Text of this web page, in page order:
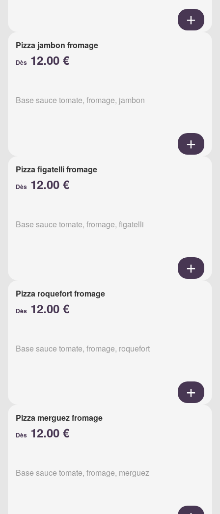
Pizza jambon fromage
Dès 12.00 €
Base sauce tomate, fromage, jambon
Pizza figatelli fromage
Dès 12.00 €
Base sauce tomate, fromage, figatelli
Pizza roquefort fromage
Dès 12.00 €
Base sauce tomate, fromage, roquefort
Pizza merguez fromage
Dès 12.00 €
Base sauce tomate, fromage, merguez